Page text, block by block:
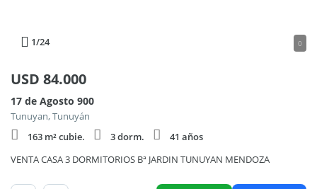
1/24 0
USD 84.000
17 de Agosto 900
Tunuyan, Tunuyán
163 m² cubie.
3 dorm.
41 años
VENTA CASA 3 DORMITORIOS Bª JARDIN TUNUYAN MENDOZA